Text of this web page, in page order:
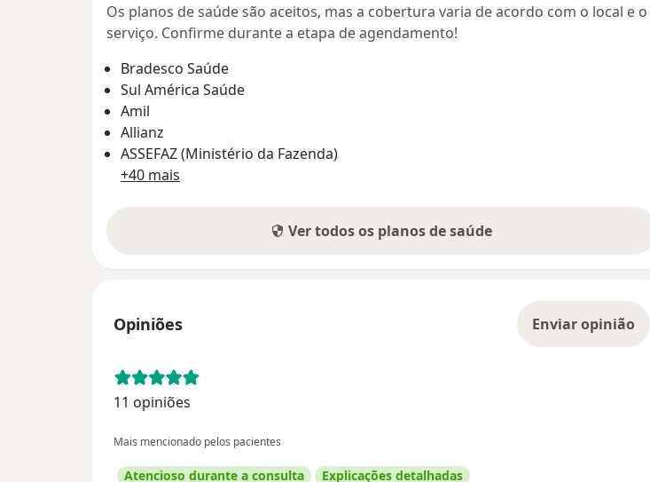
Os planos de saúde são aceitos, mas a cobertura varia de acordo com o local e o
serviço. Confirme durante a etapa de agendamento!
Bradesco Saúde
Sul América Saúde
Amil
Allianz
ASSEFAZ (Ministério da Fazenda)
+40 mais
Ver todos os planos de saúde
Opiniões Enviar opinião
11 opiniões
Mais mencionado pelos pacientes
Atencioso durante a consulta Explicações detalhadas